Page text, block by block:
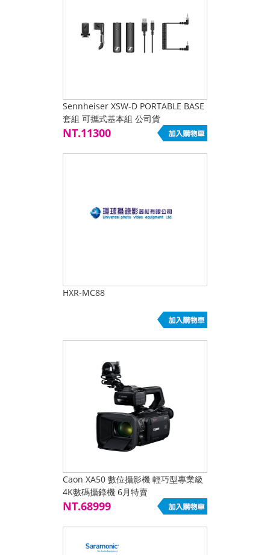
Sennheiser XSW-D PORTABLE BASE
套組 可攜式基本組 公司貨
NT.11300
HXR-MC88
Caon XA50 數位攝影機 輕巧型專業級
4K數碼攝錄機 6月特賣
NT.68999